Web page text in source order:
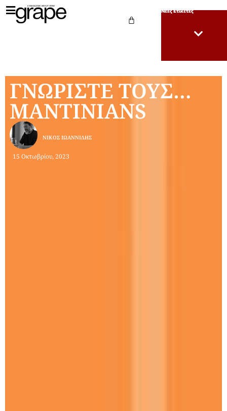
Νέες Ετικέτες
ΓΝΩΡΙΣΤΕ ΤΟΥΣ…
MANTINIANS
15 Οκτωβρίου, 2023
ΝΊΚΟΣ ΙΩΑΝΝΊΔΗΣ